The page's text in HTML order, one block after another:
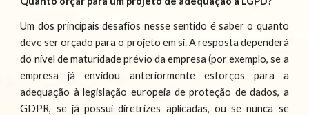
Um dos principais desafios nesse sentido é saber o quanto
deve ser orçado para o projeto em si. A resposta dependerá
do nível de maturidade prévio da empresa (por exemplo, se a
empresa já envidou anteriormente esforços para a
adequação à legislação europeia de proteção de dados, a
GDPR, se já possui diretrizes aplicadas, ou se nunca se